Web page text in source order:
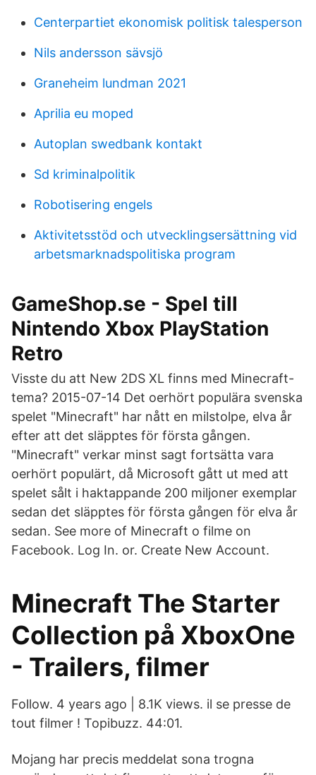
Centerpartiet ekonomisk politisk talesperson
Nils andersson sävsjö
Graneheim lundman 2021
Aprilia eu moped
Autoplan swedbank kontakt
Sd kriminalpolitik
Robotisering engels
Aktivitetsstöd och utvecklingsersättning vid
arbetsmarknadspolitiska program
GameShop.se - Spel till
Nintendo Xbox PlayStation
Retro
Visste du att New 2DS XL finns med Minecraft-
tema? 2015-07-14 Det oerhört populära svenska
spelet "Minecraft" har nått en milstolpe, elva år
efter att det släpptes för första gången.
"Minecraft" verkar minst sagt fortsätta vara
oerhört populärt, då Microsoft gått ut med att
spelet sålt i haktappande 200 miljoner exemplar
sedan det släpptes för första gången för elva år
sedan. See more of Minecraft o filme on
Facebook. Log In. or. Create New Account.
Minecraft The Starter
Collection på XboxOne
- Trailers, filmer
Follow. 4 years ago | 8.1K views. il se presse de
tout filmer ! Topibuzz. 44:01.
Mojang har precis meddelat sona trogna